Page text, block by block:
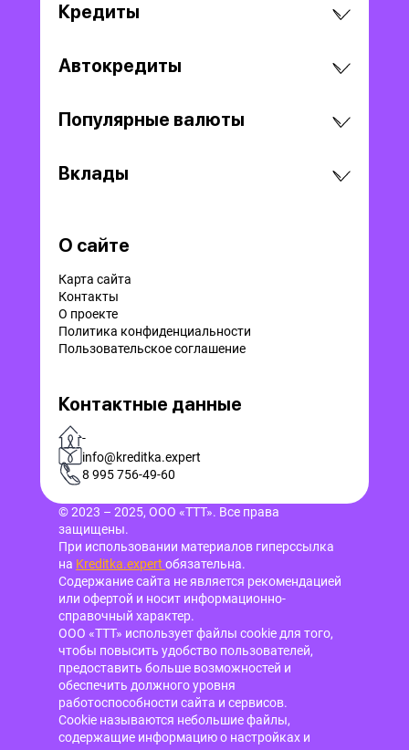
Кредиты
Автокредиты
Популярные валюты
Вклады
О сайте
Карта сайта
Контакты
О проекте
Политика конфиденциальности
Пользовательское соглашение
Контактные данные
-
info@kreditka.expert
8 995 756-49-60
© 2023 – 2025, ООО «ТТТ». Все права
защищены.
При использовании материалов гиперссылка
на Kreditka.expert обязательна.
Содержание сайта не является рекомендацией
или офертой и носит информационно-
справочный характер.
ООО «ТТТ» использует файлы cookie для того,
чтобы повысить удобство пользователей,
предоставить больше возможностей и
обеспечить должного уровня
работоспособности сайта и сервисов.
Cookie называются небольшие файлы,
содержащие информацию о настройках и